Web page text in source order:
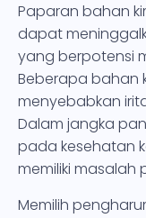
Paparan bahan
dapat
yang berpotensi
Beberapa bahan
menyebabkan
Dalam jangka
pada kesehatan
memiliki masalah
Memilih